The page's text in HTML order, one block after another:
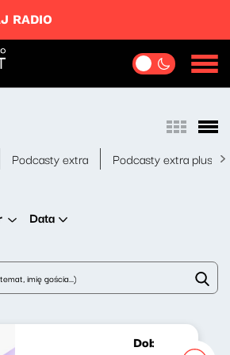
RADIO
Podcasty extra Podcasty extra plus
Data
Dobrze